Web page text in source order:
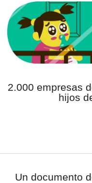
especiales
estronismo
2.000 empresas
hijos
Un documento